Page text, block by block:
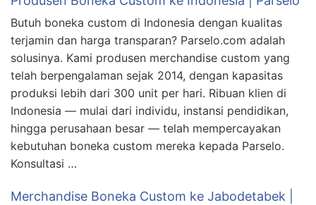
Butuh boneka custom di Indonesia dengan kualitas
terjamin dan harga transparan? Parselo.com adalah
solusinya. Kami produsen merchandise custom yang
telah berpengalaman sejak 2014, dengan kapasitas
produksi lebih dari 300 unit per hari. Ribuan klien di
Indonesia — mulai dari individu, instansi pendidikan,
hingga perusahaan besar — telah mempercayakan
kebutuhan boneka custom mereka kepada Parselo.
Konsultasi …
Merchandise Boneka Custom ke Jabodetabek |